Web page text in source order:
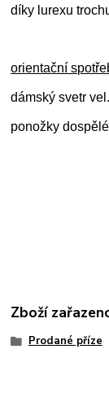
díky lurexu
orientační
dámský svetr
ponožky
Zboží
Prodané příze